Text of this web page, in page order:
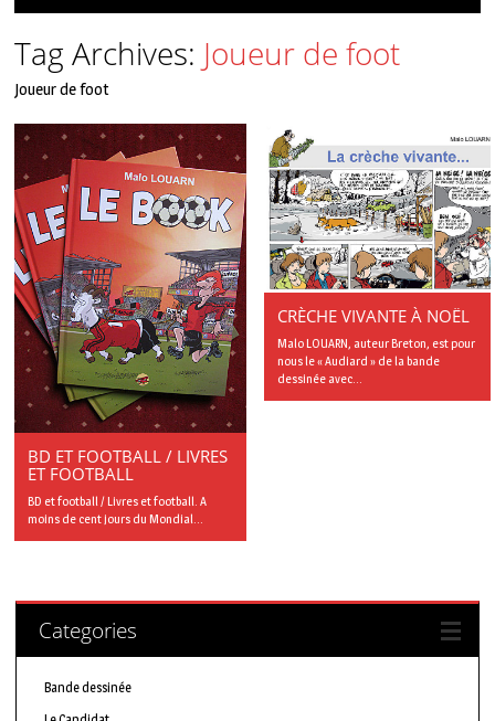
Tag Archives: Joueur de foot
Joueur de foot
BD ET FOOTBALL / LIVRES
ET FOOTBALL
BD et football / Livres et football. A
moins de cent jours du Mondial...
CRÈCHE VIVANTE À NOËL
Malo LOUARN, auteur Breton, est pour
nous le « Audiard » de la bande
dessinée avec...
Categories
Bande dessinée